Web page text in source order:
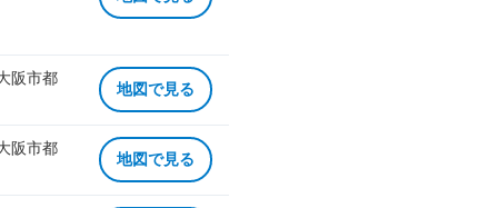
阪市都
地図で見る
阪市都
地図で見る